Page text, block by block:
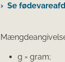
Se
g = gram;